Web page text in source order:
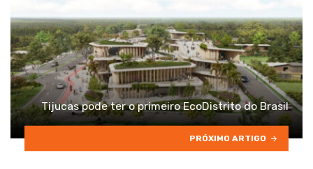
Tijucas pode ter o primeiro EcoDistrito do Brasil
PRÓXIMO ARTIGO